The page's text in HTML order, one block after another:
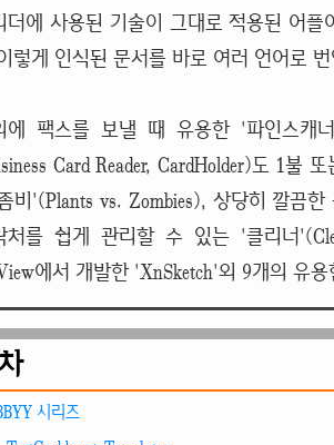
더에 사용된 기술이 그대로 적용된 어
렇게 인식된 문서를 바로 여러 언어로
에 팩스를 보낼 때 유용한 '파인스캐
Card Reader, CardHolder)도 1불
비'(Plants vs. Zombies), 상당히 깔끔
처를 쉽게 관리할 수 있는 '클리너
에서 개발한 'XnSketch'외 9개의 유
시리즈